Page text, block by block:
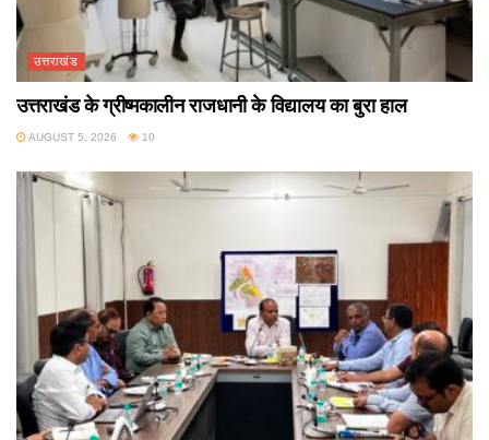
उत्तराखंड
उत्तराखंड के ग्रीष्मकालीन राजधानी के विद्यालय का बुरा हाल
AUGUST 5, 2026 10